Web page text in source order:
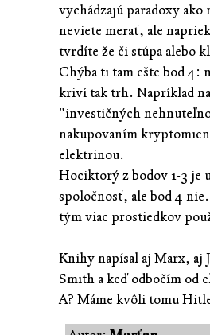
vychádzajú paradoxy ako
neviete merať, ale
tvrdíte že či stúpa alebo
Chýba ti tam ešte bod 4:
kriví tak trh. Napríklad
"investičných
nakupovaním
elektrinou.
Hociktorý z bodov 1-3 je
spoločnosť, ale bod 4
tým viac prostiedkov
Knihy napísal aj Marx, aj
Smith a keď odbočím od
A? Máme kvôli tomu